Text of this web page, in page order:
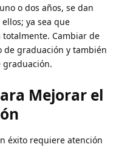
o dos años, se dan
ya sea que
Cambiar de
graduación y también
graduación.
Mejorar el
éxito requiere atención